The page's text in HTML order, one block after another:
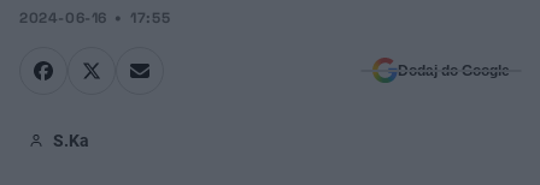
2024-06-16 17:55
Dodaj do Google
S.Ka